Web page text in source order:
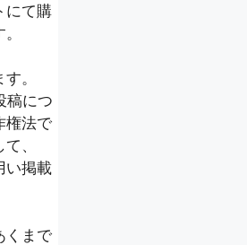
にて購
。
稿につ
権法で
、
い掲載
くまで